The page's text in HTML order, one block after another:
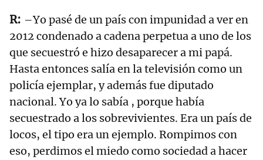
–Yo pasé de un país con impunidad a ver en
2012 condenado a cadena perpetua a uno de los
que secuestró e hizo desaparecer a mi papá.
Hasta entonces salía en la televisión como un
policía ejemplar, y además fue diputado
nacional. Yo ya lo sabía , porque había
secuestrado a los sobrevivientes. Era un país de
locos, el tipo era un ejemplo. Rompimos con
eso, perdimos el miedo como sociedad a hacer